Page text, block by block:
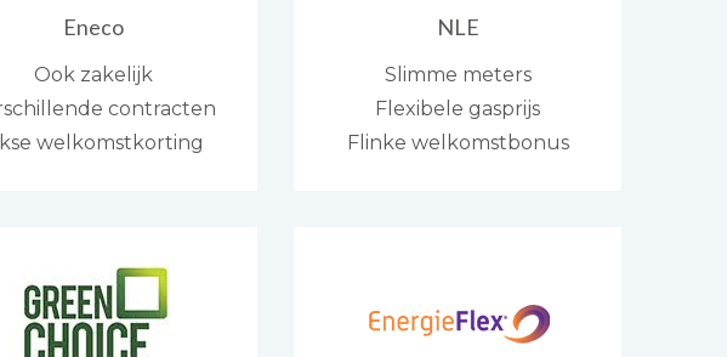
Eneco
Ook zakelijk
contracten
welkomstkorting
NLE
Slimme meters
Flexibele gasprijs
Flinke welkomstbonus